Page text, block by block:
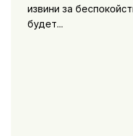
извини за
будет...